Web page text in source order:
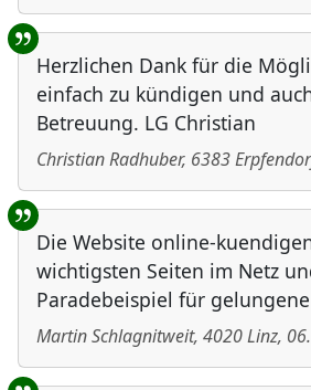
Herzlichen Dank für die
einfach zu kündigen und
Betreuung. LG Christian
Christian Radhuber, 6383
Die Website online-
wichtigsten Seiten im Netz
Paradebeispiel für
Martin Schlagnitweit, 4020Linz,